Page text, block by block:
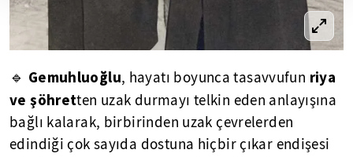
🔹 Gemuhluoğlu, hayatı boyunca tasavvufun riya
ve şöhretten uzak durmayı telkin eden anlayışına
bağlı kalarak, birbirinden uzak çevrelerden
edindiği çok sayıda dostuna hiçbir çıkar endişesi